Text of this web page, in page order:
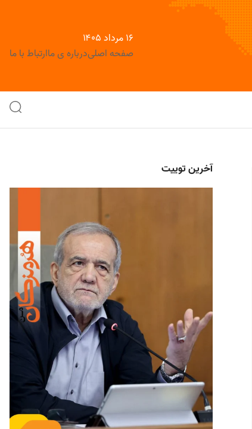
۱۶ مرداد ۱۴۰۵
صفحه اصلیدرباره ی ماارتباط با ما
آخرین توییت